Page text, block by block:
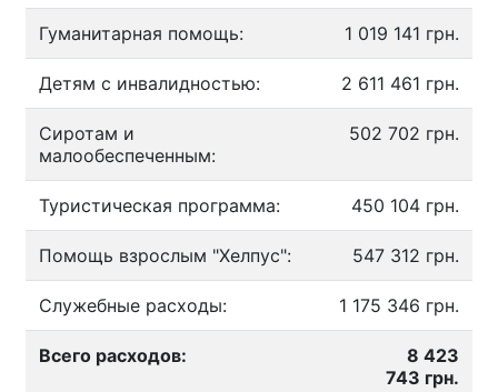
Гуманитарная помощь: 1 019 141 грн.
Детям с инвалидностью: 2 611 461 грн.
Сиротам и
малообеспеченным:
502 702 грн.
Туристическая программа: 450 104 грн.
Помощь взрослым "Хелпус": 547 312 грн.
Служебные расходы: 1 175 346 грн.
Всего расходов:
8 423
743 грн.